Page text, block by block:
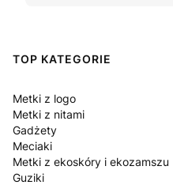
Linki w stopce
TOP KATEGORIE
Metki z logo
Metki z nitami
Gadżety
Meciaki
Metki z ekoskóry i ekozamszu
Guziki